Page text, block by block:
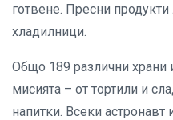
готвене. Пресни
хладилници.
Общо 189 различни храни
мисията – от тортили и
напитки. Всеки